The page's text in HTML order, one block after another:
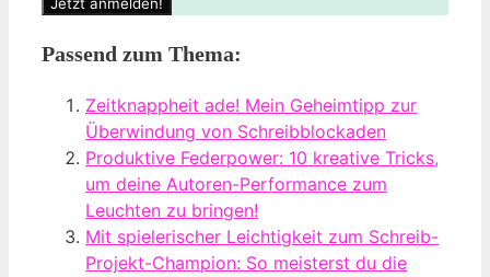
Passend zum Thema:
Zeitknappheit ade! Mein Geheimtipp zur
Überwindung von Schreibblockaden
Produktive Federpower: 10 kreative Tricks,
um deine Autoren-Performance zum
Leuchten zu bringen!
Mit spielerischer Leichtigkeit zum Schreib-
Projekt-Champion: So meisterst du die